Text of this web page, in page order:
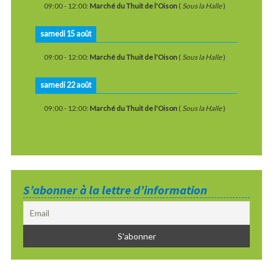
09:00- 12:00: Marché du Thuit de l'Oison( Sous la Halle)
samedi 15 août
09:00- 12:00: Marché du Thuit de l'Oison( Sous la Halle)
samedi 22 août
09:00- 12:00: Marché du Thuit de l'Oison( Sous la Halle)
S’abonner à la lettre d’information